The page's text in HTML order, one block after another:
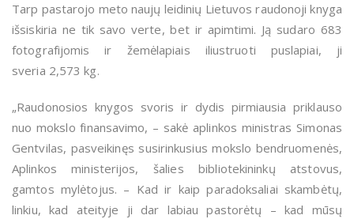
Tarp pastarojo meto naujų leidinių Lietuvos raudonoji knyga
išsiskiria ne tik savo verte, bet ir apimtimi. Ją sudaro 683
fotografijomis ir žemėlapiais iliustruoti puslapiai, ji
sveria 2,573 kg.
„Raudonosios knygos svoris ir dydis pirmiausia priklauso
nuo mokslo finansavimo, – sakė aplinkos ministras Simonas
Gentvilas, pasveikinęs susirinkusiusmokslo bendruomenės,
Aplinkos ministerijos, šalies bibliotekininkų atstovus,
gamtos mylėtojus. – Kad ir kaip paradoksaliai skambėtų,
linkiu, kad ateityje ji dar labiau pastorėtų – kad mūsų